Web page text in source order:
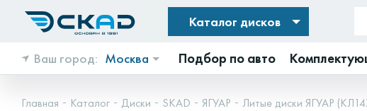
Каталог дисков
Ваш город: Москва Подбор по авто
Главная Каталог Диски SKAD ЯГУАР Литые диски ЯГУАР